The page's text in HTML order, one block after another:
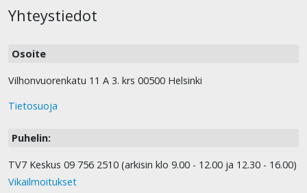
Yhteystiedot
Osoite
Vilhonvuorenkatu 11 A 3. krs 00500 Helsinki
Tietosuoja
Puhelin:
TV7 Keskus 09 756 2510 (arkisin klo 9.00 - 12.00 ja 12.30 - 16.00)
Vikailmoitukset